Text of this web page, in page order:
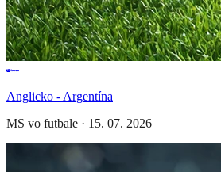
Anglicko - Argentína
MS vo futbale · 15. 07. 2026